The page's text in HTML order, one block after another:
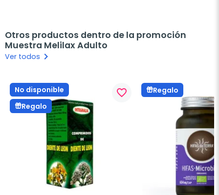
Otros productos dentro de la promoción
Muestra Melilax Adulto
Ver todos keyboard_arrow_right
No disponible
Regalo
favorite_border Regalo